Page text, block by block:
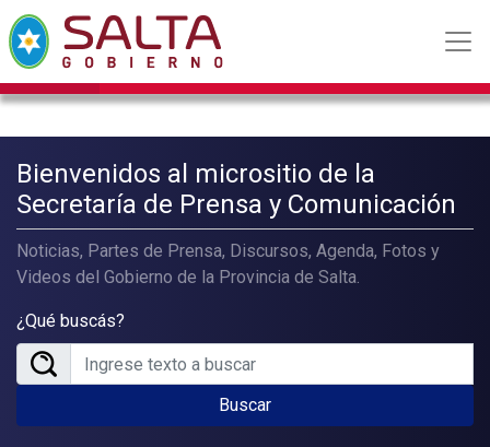
Bienvenidos al micrositio de la
Secretaría de Prensa y Comunicación
Noticias, Partes de Prensa, Discursos, Agenda, Fotos y
Videos del Gobierno de la Provincia de Salta.
¿Qué buscás?
Buscar